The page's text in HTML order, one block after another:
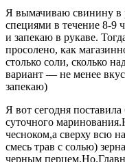
Я вымачиваю свинину в
специями в течение 8-9
и запекаю в рукаве.
просолено, как
столько соли, сколько
вариант — не менее
запекаю)
Я вот сегодня
суточного
чесноком,а сверху всю
смесь трав с солью)
черным